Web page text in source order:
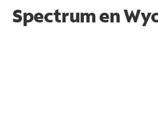
Spectrum en